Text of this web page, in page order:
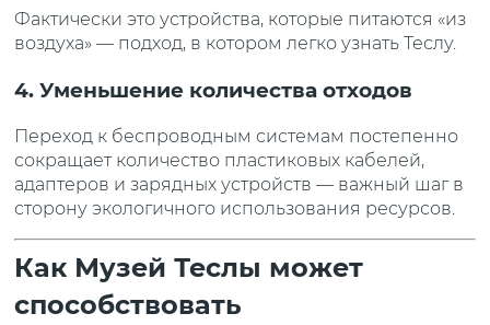
Фактически это устройства, которые питаются «из
воздуха» — подход, в котором легко узнать Теслу.
4. Уменьшение количества отходов
Переход к беспроводным системам постепенно
сокращает количество пластиковых кабелей,
адаптеров и зарядных устройств — важный шаг в
сторону экологичного использования ресурсов.
Как Музей Теслы может
способствовать